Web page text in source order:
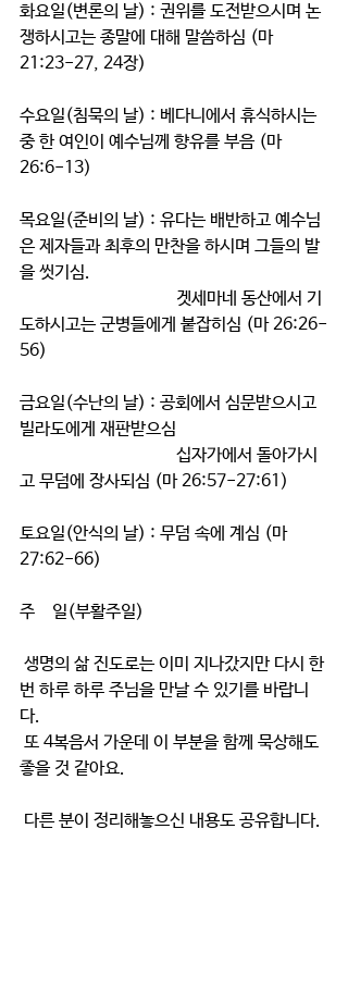
화요일(변론의 날) : 권위를 도전받으시며 논
쟁하시고는 종말에 대해 말씀하심 (마
21:23-27, 24장)
수요일(침묵의 날) : 베다니에서 휴식하시는
중 한 여인이 예수님께 향유를 부음 (마
26:6-13)
목요일(준비의 날) : 유다는 배반하고 예수님
은 제자들과 최후의 만찬을 하시며 그들의 발
을 씻기심.
도하시고는 군병들에게 붙잡히심 (마 26:26-
56)
금요일(수난의 날) : 공회에서 심문받으시고
빌라도에게 재판받으심
고 무덤에 장사되심 (마 26:57-27:61)
토요일(안식의 날) : 무덤 속에 계심 (마
27:62-66)
주    일(부활주일)
번 하루 하루 주님을 만날 수 있기를 바랍니
다.
좋을 것 같아요.
다른 분이 정리해놓으신 내용도 공유합니다.